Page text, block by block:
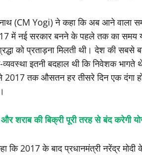
(CM Yogi) ने कहा कि अब आने वाला
में नई सरकार बनने के पहले तक का समय
को प्रताड़ना मिलती थी। देश की सबसे
इतनी बदहाल थी कि निवेशक
2017 तक औसतन हर तीसरे दिन एक दंगा
शराब की बिक्री पूरी तरह से बंद करेगी
कि 2017 के बाद प्रधानमंत्री नरेंद्र